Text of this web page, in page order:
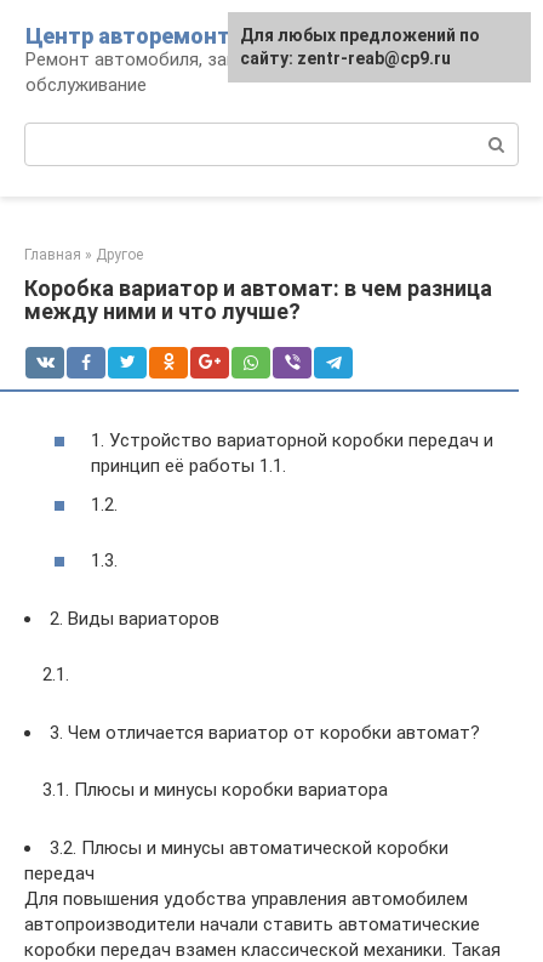
контенту
Центр авторемонта
Ремонт автомобиля, запчасти и
обслуживание
Главная » Другое
Коробка вариатор и автомат: в чем разница
между ними и что лучше?
1. Устройство вариаторной коробки передач и
принцип её работы 1.1.
1.2.
1.3.
2. Виды вариаторов
2.1.
3. Чем отличается вариатор от коробки автомат?
3.1. Плюсы и минусы коробки вариатора
3.2. Плюсы и минусы автоматической коробки
передач
Для повышения удобства управления автомобилем
автопроизводители начали ставить автоматические
коробки передач взамен классической механики. Такая
Для любых предложений по
сайту: zentr-reab@cp9.ru